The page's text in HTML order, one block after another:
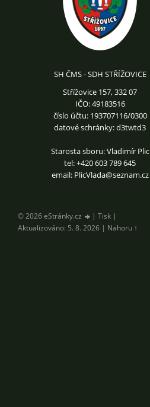
SH ČMS - SDH STŘÍŽOVICE
Střížovice 157, 332 07
IČO: 49183516
číslo účtu: 193707116/0300
datové schránky: d3twtd3
Starosta sboru: Vladimír Plic
tel: +420 603 789 645
email: PlicVlada@seznam.cz
© 2026 eStránky.cz | Tisk |
Aktualizováno: 5. 8. 2026 | Nahoru ↑